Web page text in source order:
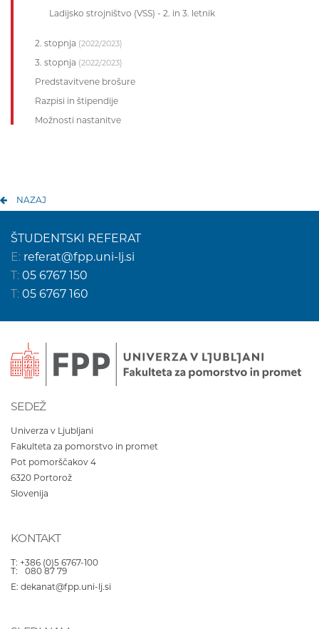
Ladijsko strojništvo (VSS) - 2. in 3. letnik
2. stopnja (2022/2023)
3. stopnja (2022/2023)
Predstavitvene brošure
Razpisi in štipendije
Možnosti nastanitve
NAZAJ
ŠTUDENTSKI REFERAT
E: referat@fpp.uni-lj.si
T: 05 6767 150
T: 05 6767 160
SEDEŽ
Univerza v Ljubljani
Fakulteta za pomorstvo in promet
Pot pomorščakov 4
6320 Portorož
Slovenija
KONTAKT
T: +386 (0)5 6767-100
T:
080 87 79
E: dekanat@fpp.uni-lj.si